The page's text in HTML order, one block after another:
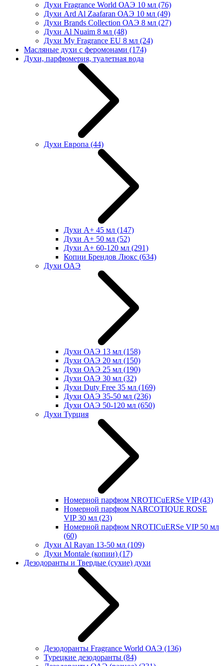
Духи Fragrance World ОАЭ 10 мл (76)
Духи Ard Al Zaafaran ОАЭ 10 мл (49)
Духи Brands Collection ОАЭ 8 мл (27)
Духи Al Nuaim 8 мл (48)
Духи My Fragrance EU 8 мл (24)
Масляные духи с феромонами (174)
Духи, парфюмерия, туалетная вода
Духи Европа (44)
Духи А+ 45 мл (147)
Духи А+ 50 мл (52)
Духи А+ 60-120 мл (291)
Копии Брендов Люкс (634)
Духи ОАЭ
Духи ОАЭ 13 мл (158)
Духи ОАЭ 20 мл (150)
Духи ОАЭ 25 мл (190)
Духи ОАЭ 30 мл (32)
Духи Duty Free 35 мл (169)
Духи ОАЭ 35-50 мл (236)
Духи ОАЭ 50-120 мл (650)
Духи Турция
Номерной парфюм NROTICuERSe VIP(43)
Номерной парфюм NARCOTIQUE ROSE
VIP 30 мл (23)
Номерной парфюм NROTICuERSe VIP 50 мл
(60)
Духи Al Rayan 13-50 мл (109)
Духи Montale (копии) (17)
Дезодоранты и Твердые (сухие) духи
Дезодоранты Fragrance World ОАЭ (136)
Турецкие дезодоранты (84)